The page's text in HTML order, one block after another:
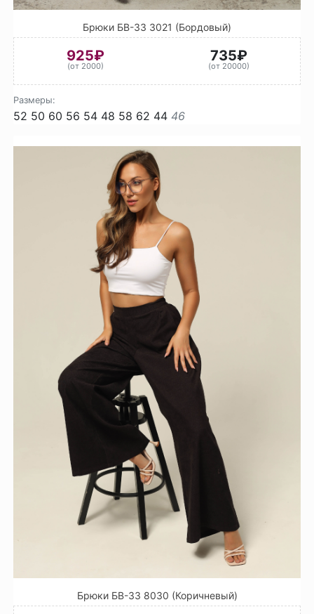
Брюки БВ-33 3021 (Бордовый)
925₽
(от 2000)
735₽
(от 20000)
Размеры:
52 50 60 56 54 48 58 62 44 46
Брюки БВ-33 8030 (Коричневый)